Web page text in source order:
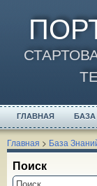
ГЛАВНАЯ
Главная > База
Поиск